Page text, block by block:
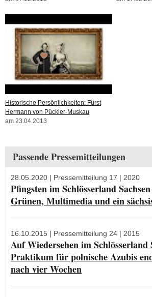
Historische Persönlichkeiten: Fürst
Hermann von Pückler-Muskau
am 23.04.2013
Passende Pressemitteilungen
28.05.2020 | Pressemitteilung 17 | 2020
Pfingsten im Schlösserland
Grünen, Multimedia und ein
16.10.2015 | Pressemitteilung 24 | 2015
Auf Wiedersehen im Schlösserland
Praktikum für polnische Azubis
nach vier Wochen